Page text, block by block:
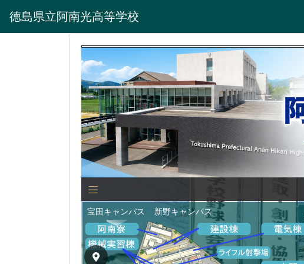
徳島県立阿南光高等学校